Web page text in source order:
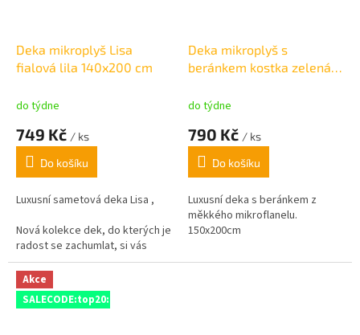
Deka mikroplyš Lisa
fialová lila 140x200 cm
do týdne
749 Kč / ks
Do košíku
Luxusní sametová deka Lisa ,
Nová kolekce dek, do kterých je
radost se zachumlat, si vás
získá nejen měkoučkým
hřejivým materiálem, ale také
moderní paletou barevných
odstínů.
Deka mikroplyš s
beránkem kostka zelená
do týdne
790 Kč / ks
Do košíku
Luxusní deka s beránkem z
měkkého mikroflanelu.
150x200cm
Akce
SALECODE:top20:20:%